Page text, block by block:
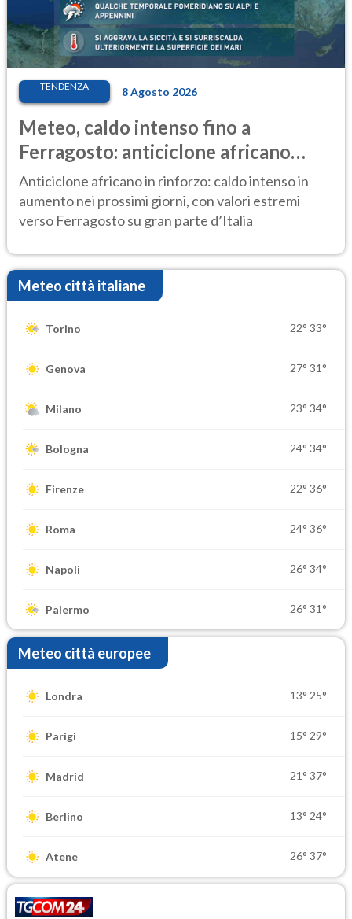
TENDENZA 8 Agosto 2026
Meteo, caldo intenso fino a
Ferragosto: anticiclone africano
ancora protagonista
Anticiclone africano in rinforzo: caldo intenso in
aumento nei prossimi giorni, con valori estremi
verso Ferragosto su gran parte d’Italia
Meteo città italiane
Torino 22° 33°
Genova 27° 31°
Milano 23° 34°
Bologna 24° 34°
Firenze 22° 36°
Roma 24° 36°
Napoli 26° 34°
Palermo 26° 31°
Meteo città europee
Londra 13° 25°
Parigi 15° 29°
Madrid 21° 37°
Berlino 13° 24°
Atene 26° 37°